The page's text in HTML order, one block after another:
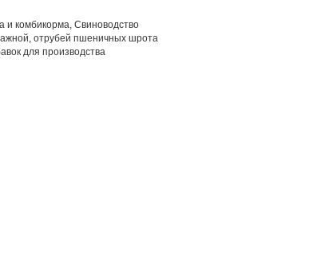
и комбикорма, Свиноводство
отрубей пшеничных шрота
для производства